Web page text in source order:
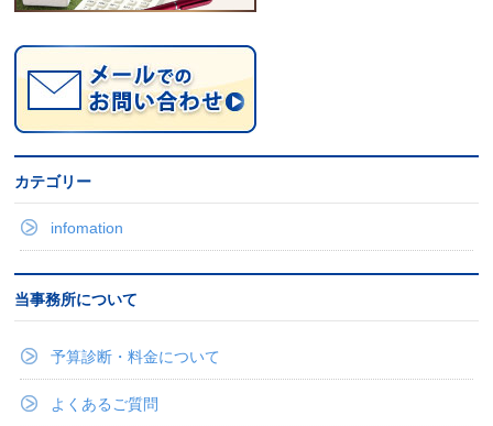
カテゴリー
infomation
当事務所について
予算診断・料金について
よくあるご質問